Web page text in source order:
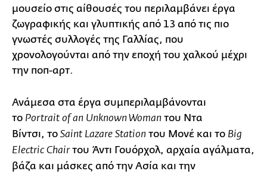
μουσείο στις αίθουσές του περιλαμβάνει έργα
ζωγραφικής και γλυπτικής από 13 από τις πιο
γνωστές συλλογές της Γαλλίας, που
χρονολογούνται από την εποχή του χαλκού μέχρι
την ποπ-αρτ.
Ανάμεσα στα έργα συμπεριλαμβάνονται
το Portrait of an Unknown Woman του Ντα
Βίντσι, το Saint Lazare Station του Μονέ και το Big
Electric Chairτου Άντι Γουόρχολ, αρχαία αγάλματα,
βάζα και μάσκες από την Ασία και την